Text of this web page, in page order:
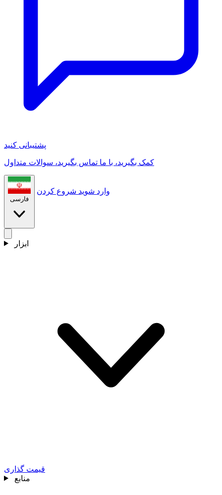
پشتیبانی کنید
کمک بگیرید، با ما تماس بگیرید، سوالات متداول
فارسی
وارد شوید شروع کردن
ابزار
قیمت گذاری
منابع